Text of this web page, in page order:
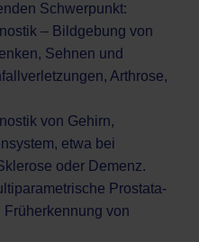
Schwerpunkt:
– Bildgebung von
Sehnen und
Arthrose,
von Gehirn,
etwa bei
oder Demenz.
Prostata-
Früherkennung von